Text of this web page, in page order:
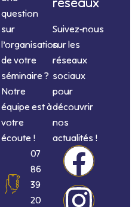
question
sur
l’organisation
de votre
séminaire ?
Notre
équipe est à
votre
écoute !
07
86
39
20
Suivez-nous
sur les
réseaux
sociaux
pour
découvrir
nos
actualités !
F
a
I
n
L
i
Y
o